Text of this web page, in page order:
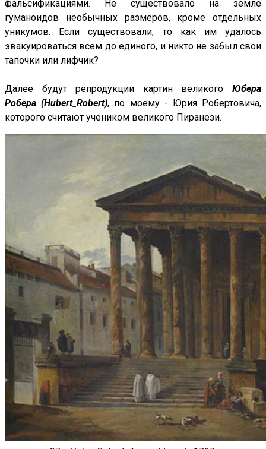
фальсификациями. Не существовало на земле
гуманоидов необычных размеров, кроме отдельных
уникумов. Если существовали, то как им удалось
эвакуироваться всем до единого, и никто не забыл свои
тапочки или лифчик?
Далее будут репродукции картин великого Юбера
Робера (Hubert_Robert), по моему - Юрия Робертовича,
которого считают учеником великого Пиранези.